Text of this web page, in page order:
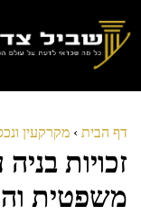
לתוכן
דף הבית › מקרקעין
זכויות
משפטית